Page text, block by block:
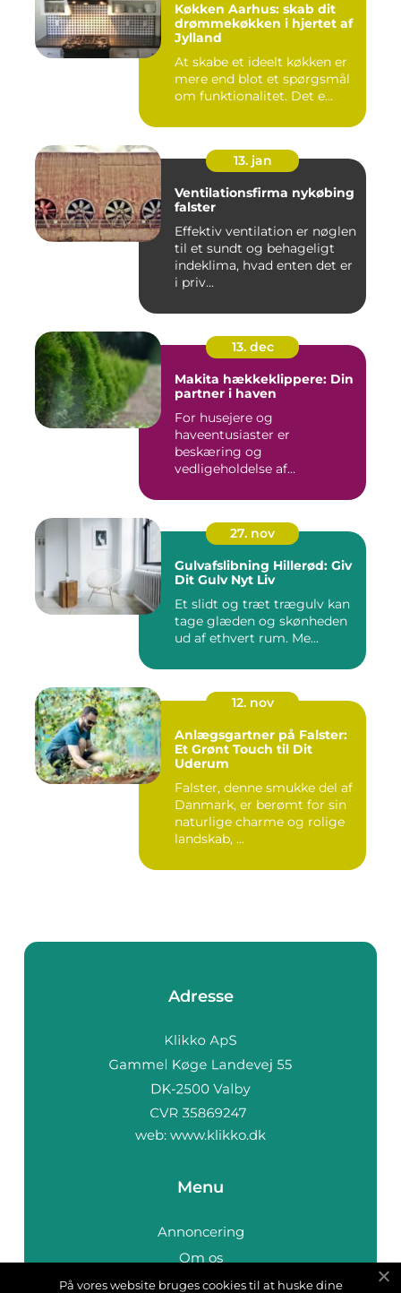
Køkken Aarhus: skab dit
drømmekøkken i hjertet af
Jylland
At skabe et ideelt køkken er
mere end blot et spørgsmål
om funktionalitet. Det e...
13. jan
Ventilationsfirma nykøbing
falster
Effektiv ventilation er nøglen
til et sundt og behageligt
indeklima, hvad enten det er
i priv...
13. dec
Makita hækkeklippere: Din
partner i haven
For husejere og
haveentusiaster er
beskæring og
vedligeholdelse af
27. nov
Gulvafslibning Hillerød: Giv
Dit Gulv Nyt Liv
Et slidt og træt trægulv kan
tage glæden og skønheden
ud af ethvert rum. Me...
12. nov
Anlægsgartner på Falster:
Et Grønt Touch til Dit
Uderum
Falster, denne smukke del af
Danmark, er berømt for sin
naturlige charme og rolige
landskab, ...
Adresse
web: www.klikko.dk
Menu
Annoncering
Om os
Cookies
På vores website bruges cookies til at huske dine